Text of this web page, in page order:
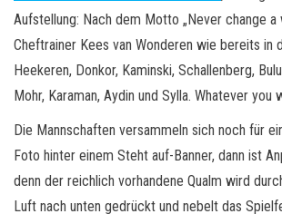
Aufstellung: Nach dem Motto „Never change a
Cheftrainer Kees van Wonderen wie bereits in
Heekeren, Donkor, Kaminski, Schallenberg,
Mohr, Karaman, Aydin und Sylla. Whatever you
Die Mannschaften versammeln sich noch für
Foto hinter einem Steht auf-Banner, dann ist
denn der reichlich vorhandene Qualm wird
Luft nach unten gedrückt und nebelt das